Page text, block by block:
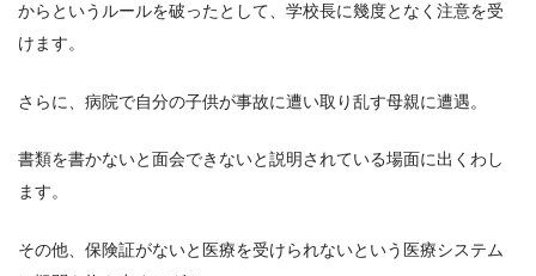
からというルールを破ったとして、学校長に幾度となく注意を受
けます。
さらに、病院で自分の子供が事故に遭い取り乱す母親に遭遇。
書類を書かないと面会できないと説明されている場面に出くわし
ます。
その他、保険証がないと医療を受けられないという医療システム